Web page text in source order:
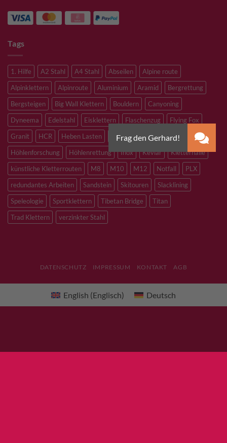
Tags
1. Hilfe A2 Stahl A4 Stahl Abseilen
Alpine route
Alpinklettern
Alpinroute Aluminium Aramid
Bergrettung
Bergsteigen
Big Wall Klettern Bouldern
Canyoning
Dyneema
Edelstahl Eisklettern Flaschenzug
Flying Fox
Granit
HCR Heben Lasten Hochtouren
Höhenarbeiten
Höhlenforschung
Höhlenrettung Inox Kevlar
Kletterhalle
künstliche Kletterrouten
M8 M10 M12 Notfall
PLX
redundantes Arbeiten
Sandstein Skitouren
Slacklining
Speleologie
Sportklettern Tibetan Bridge
Titan
Trad Klettern
verzinkter Stahl
DATENSCHUTZ IMPRESSUM KONTAKT AGB
English (Englisch) Deutsch